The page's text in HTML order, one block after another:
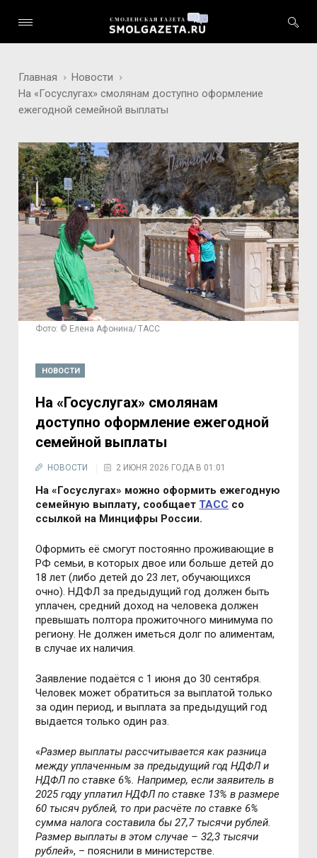
Главная
Новости
На «Госуслугах» смолянам доступно оформление
ежегодной семейной выплаты
Фото: © Елена Афонина/ ТАСС
НОВОСТИ
На «Госуслугах» смолянам
доступно оформление ежегодной
семейной выплаты
НОВОСТИ 2 ИЮНЯ 2026 ГОДА В 01:01
На «Госуслугах» можно оформить ежегодную
семейную выплату, сообщает ТАСС со
ссылкой на Минцифры России.
Оформить её смогут постоянно проживающие в
РФ семьи, в которых двое или больше детей до
18 лет (либо детей до 23 лет, обучающихся
очно). НДФЛ за предыдущий год должен быть
уплачен, средний доход на человека должен
превышать полтора прожиточного минимума по
региону. Не должен иметься долг по алиментам,
в случае их наличия.
Заявление подаётся с 1 июня до 30 сентября.
Человек может обратиться за выплатой только
за один период, и выплата за предыдущий год
выдается только один раз.
«Размер выплаты рассчитывается как разница
между уплаченным за предыдущий год НДФЛ и
НДФЛ по ставке 6%. Например, если заявитель в
2025 году уплатил НДФЛ по ставке 13% в размере
60 тысяч рублей, то при расчёте по ставке 6%
сумма налога составила бы 27,7 тысячи рублей.
Размер выплаты в этом случае – 32,3 тысячи
рублей», – пояснили в министерстве.